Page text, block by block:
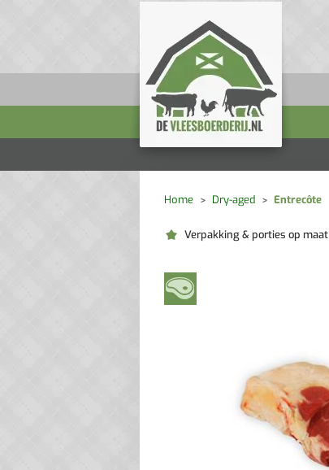
Home Dry-aged Entrecôte
Verpakking & porties op maat